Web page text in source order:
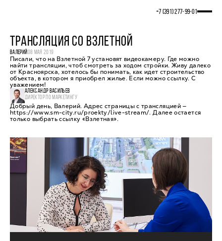
+7 (391) 277‒99‒01
ТРАНСЛЯЦИЯ СО ВЗЛЕТНОЙ
ВАЛЕРИЙ08 МАЯ 2019
Писали, что на Взлетной 7 установят видеокамеру. Где можно
найти трансляции, чтоб смотреть за ходом стройки. Живу далеко
от Красноярска, хотелось бы понимать, как идет строительство
объекта, в котором я приобрел жилье. Если можно ссылку. С
уважением!
АЛЕКСАНДР ВАСИЛЬЕВ
ДИРЕКТОР ПО МАРКЕТИНГУ
Добрый день, Валерий. Адрес страницы с трансляцией —
https://www.sm-city.ru/proekty/live-stream/. Далее остается
только выбрать ссылку «Взлетная».